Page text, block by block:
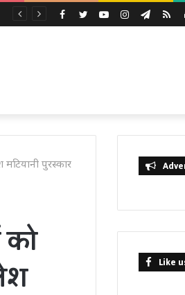
Instagram
YouTube
Twitter
Facebook
मटियानी पुरस्कार
Like